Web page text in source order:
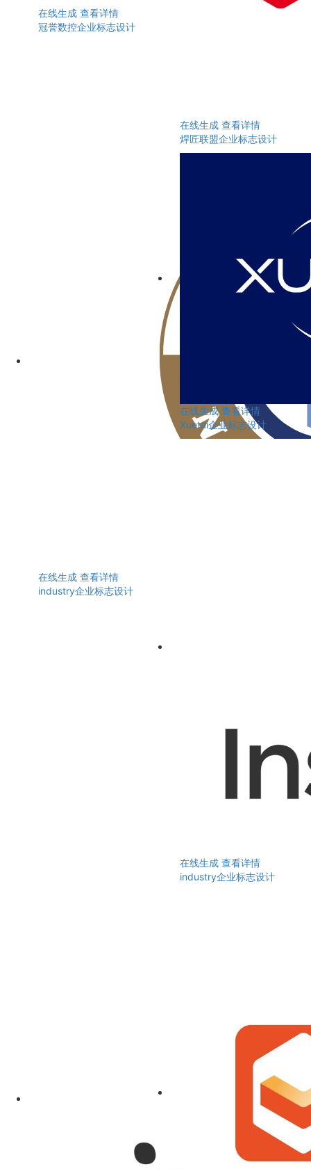
在线生成 查看详情
冠誉数控企业标志设计
在线生成 查看详情
焊匠联盟企业标志设计
在线生成 查看详情
industry企业标志设计
在线生成 查看详情
Xuetai企业标志设计
在线生成 查看详情
industry企业标志设计